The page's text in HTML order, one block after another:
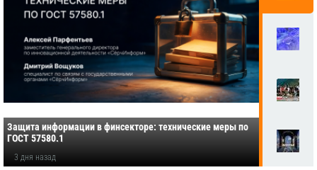
Защита информации в финсекторе: технические меры по
ГОСТ 57580.1
3 дня назад